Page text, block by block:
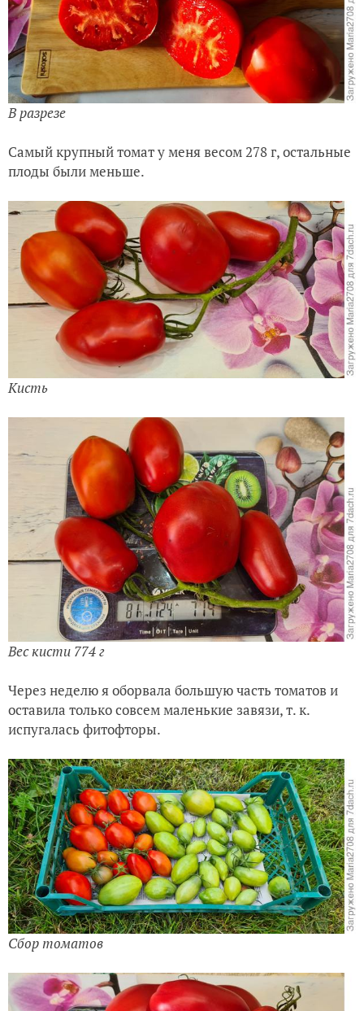
В разрезе
Самый крупный томат у меня весом 278 г, остальные
плоды были меньше.
Кисть
Вес кисти 774 г
Через неделю я оборвала большую часть томатов и
оставила только совсем маленькие завязи, т. к.
испугалась фитофторы.
Сбор томатов